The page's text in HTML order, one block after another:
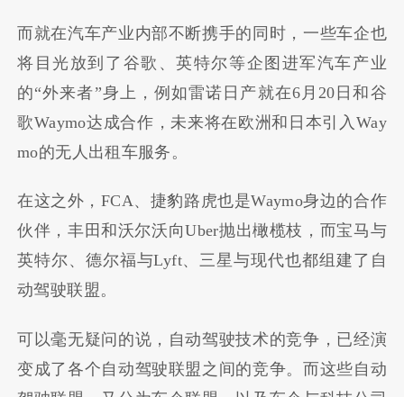
而就在汽车产业内部不断携手的同时，一些车企也
将目光放到了谷歌、英特尔等企图进军汽车产业
的“外来者”身上，例如雷诺日产就在6 月 20 日和谷
歌Waymo达成合作，未来将在欧洲和日本引入 Way
mo的无人出租车服务。
在这之外， FCA、捷豹路虎也是Waymo身边的合作
伙伴，丰田和沃尔沃向Uber抛出橄榄枝，而宝马与
英特尔、德尔福与Lyft、三星与现代也都组建了自
动驾驶联盟。
可以毫无疑问的说，自动驾驶技术的竞争，已经演
变成了各个自动驾驶联盟之间的竞争。而这些自动